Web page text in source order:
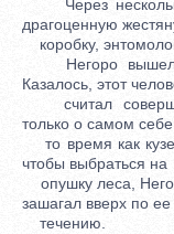
Через
драгоценную
коробку,
Негоро вышел
Казалось, этот
считал
только о самом
то время как
чтобы выбраться на
опушку леса,
зашагал вверх по ее
течению.